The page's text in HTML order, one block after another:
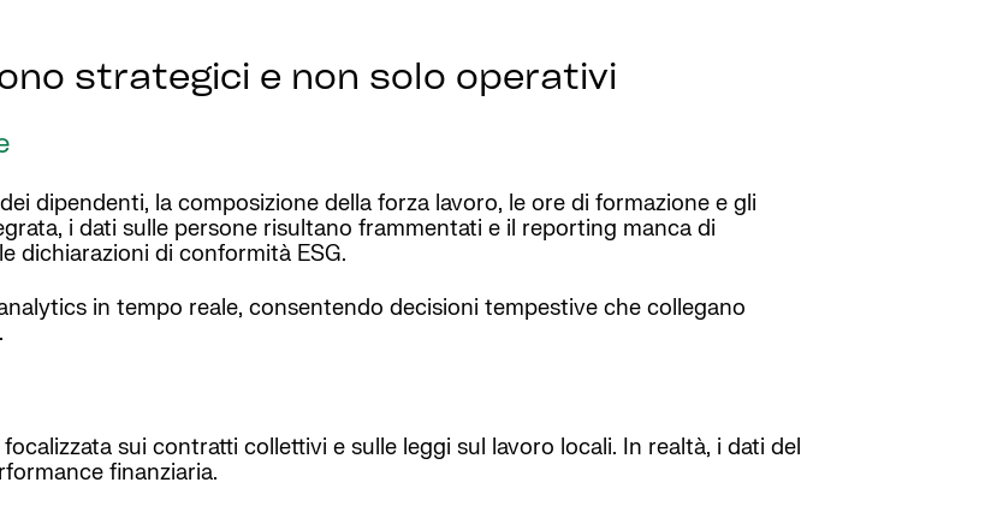
strategici e non solo operativi
dipendenti, la composizione della forza lavoro, le ore di formazione e gli
i dati sulle persone risultano frammentati e il reporting manca di
dichiarazioni di conformità ESG.
in tempo reale, consentendo decisioni tempestive che collegano
sui contratti collettivi e sulle leggi sul lavoro locali. In realtà, i dati del
finanziaria.